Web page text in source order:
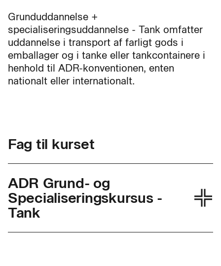
Grunduddannelse +
specialiseringsuddannelse - Tank omfatter
uddannelse i transport af farligt gods i
emballager og i tanke eller tankcontainere i
henhold til ADR-konventionen, enten
nationalt eller internationalt.
Fag til kurset
ADR Grund- og
Specialiseringskursus -
Tank